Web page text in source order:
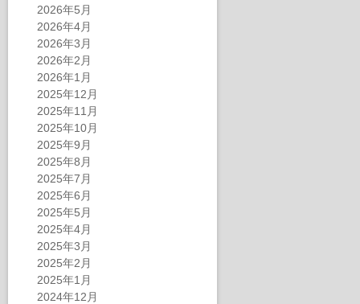
2026年5月
2026年4月
2026年3月
2026年2月
2026年1月
2025年12月
2025年11月
2025年10月
2025年9月
2025年8月
2025年7月
2025年6月
2025年5月
2025年4月
2025年3月
2025年2月
2025年1月
2024年12月